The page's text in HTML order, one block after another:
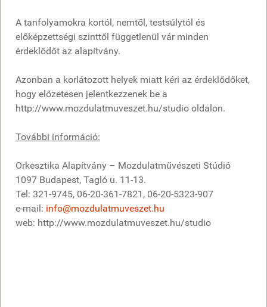
A tanfolyamokra kortól, nemtől, testsúlytól és
előképzettségi szinttől függetlenül vár minden
érdeklődőt az alapítvány.
Azonban a korlátozott helyek miatt kéri az érdeklődőket,
hogy előzetesen jelentkezzenek be a
http://www.mozdulatmuveszet.hu/studio oldalon.
További információ:
Orkesztika Alapítvány – Mozdulatművészeti Stúdió
1097 Budapest, Tagló u. 11-13.
Tel: 321-9745, 06-20-361-7821, 06-20-5323-907
e-mail: info@mozdulatmuveszet.hu
web: http://www.mozdulatmuveszet.hu/studio